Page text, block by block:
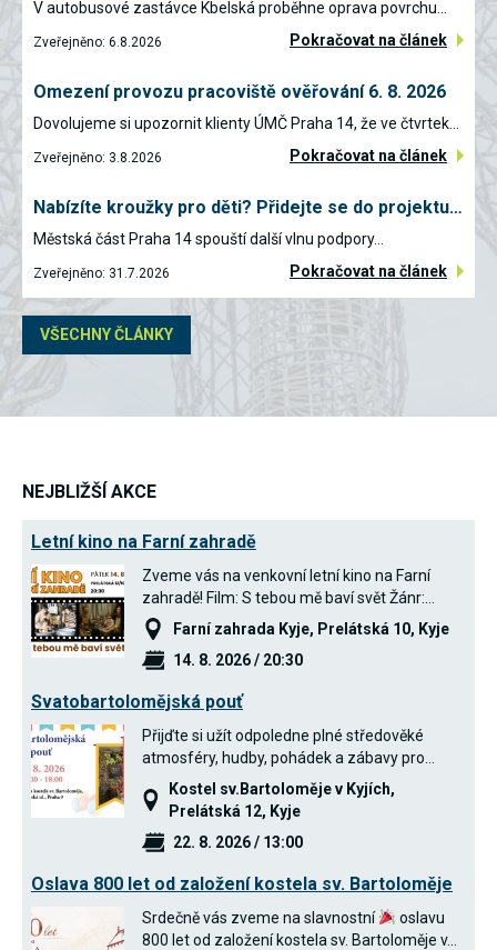
V autobusové zastávce Kbelská proběhne oprava povrchu…
Zveřejněno: 6.8.2026 Pokračovat na článek
Omezení provozu pracoviště ověřování 6. 8. 2026
Dovolujeme si upozornit klienty ÚMČ Praha 14, že ve čtvrtek…
Zveřejněno: 3.8.2026 Pokračovat na článek
Nabízíte kroužky pro děti? Přidejte se do projektu…
Městská část Praha 14 spouští další vlnu podpory…
Zveřejněno: 31.7.2026 Pokračovat na článek
VŠECHNY ČLÁNKY
NEJBLIŽŠÍ AKCE
Letní kino na Farní zahradě
Zveme vás na venkovní letní kino na Farní
zahradě! Film: S tebou mě baví svět Žánr:…
Farní zahrada Kyje, Prelátská 10, Kyje
14. 8. 2026 / 20:30
Svatobartolomějská pouť
Přijďte si užít odpoledne plné středověké
atmosféry, hudby, pohádek a zábavy pro…
Kostel sv.Bartoloměje v Kyjích,
Prelátská 12, Kyje
22. 8. 2026 / 13:00
Oslava 800 let od založení kostela sv. Bartoloměje
Srdečně vás zveme na slavnostní
oslavu
800 let od založení kostela sv. Bartoloměje v…
umožňují
měření
výkonu
a našich
reklamních
kampaní.
určujeme
návštěv
internetových
stránek. Data
získaná
pomocí těchto
zpracováváme
souhrnně,
identifikátorů,
které ukazují
vztahu k Vaší
návštěvě,
ztrácíme
možnost
analýzy
výkonu a
Personalizované
soubory cookie
Používáme rovněž
soubory cookie a
další technologie,
přizpůsobili naše
potřebám a zájmům
našich návštěvníků.